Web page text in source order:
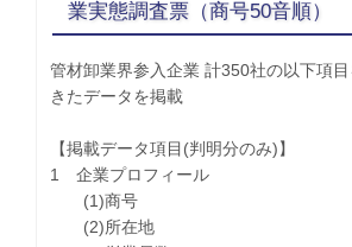
業実態調査票（商号50音順）
管材卸業界参入企業 計350社の以下項
きたデータを掲載
【掲載データ項目(判明分のみ)】
1 企業プロフィール
(1)商号
(2)所在地